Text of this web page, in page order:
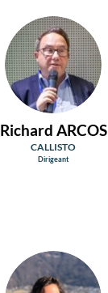
RA
Richard ARCOS
CALLISTO
Dirigeant